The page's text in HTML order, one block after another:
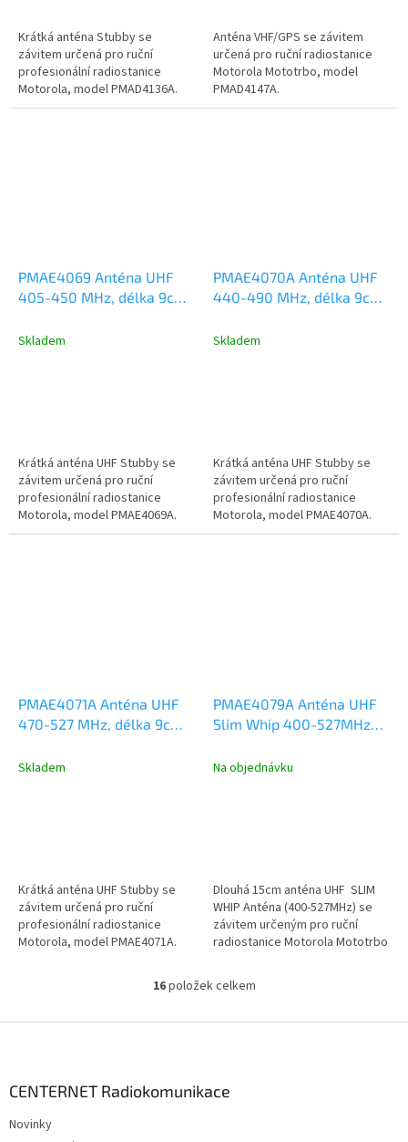
Krátká anténa Stubby se
závitem určená pro ruční
profesionální radiostanice
Motorola, model PMAD4136A.
Kmitočtový rozsah 350-380MHz,
Anténa VHF/GPS se závitem
určená pro ruční radiostanice
Motorola Mototrbo, model
PMAD4147A.
PMAE4069 Anténa UHF
405-450 MHz, délka 9cm,
DP3441, R7, R5, R2
Skladem
Krátká anténa UHF Stubby se
závitem určená pro ruční
profesionální radiostanice
Motorola, model PMAE4069A.
Kmitočtový rozsah UHF 405-
PMAE4070A Anténa UHF
440-490 MHz, délka 9cm,
DP3441, DP4000, R7, R5,
Skladem
Krátká anténa UHF Stubby se
závitem určená pro ruční
profesionální radiostanice
Motorola, model PMAE4070A.
Kmitočtový rozsah UHF 440-
PMAE4071A Anténa UHF
470-527 MHz, délka 9cm,
DP3441, DP4000
Skladem
Krátká anténa UHF Stubby se
závitem určená pro ruční
profesionální radiostanice
Motorola, model PMAE4071A.
PMAE4079A Anténa UHF
Slim Whip 400-527MHz
Na objednávku
Dlouhá 15cm anténa UHF SLIM
WHIP Anténa (400-527MHz) se
závitem určeným pro ruční
radiostanice Motorola Mototrbo
O
l
c
16položek celkem
CENTERNET Radiokomunikace
Novinky